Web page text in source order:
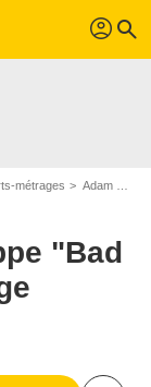
profil search
métrages Adam Sandler développe "Bad Toys II" en long métrage
"Bad